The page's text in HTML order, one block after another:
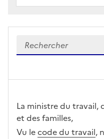
La ministre du travail,
et des familles,
Vu lecode du travail,